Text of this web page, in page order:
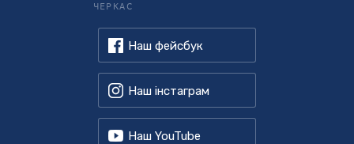
ЧЕРКАС
Наш фейсбук
Наш інстаграм
Наш YouTube